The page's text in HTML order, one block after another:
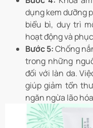
dụng kem dưỡng
biểu bì, duy trì
hoạt động và
Bước 5:Chống
trong những
đối với làn da.
giúp giảm tổn
ngăn ngừa lão